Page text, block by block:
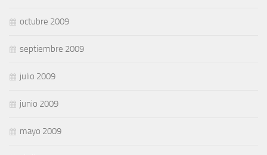
octubre 2009
septiembre 2009
julio 2009
junio 2009
mayo 2009